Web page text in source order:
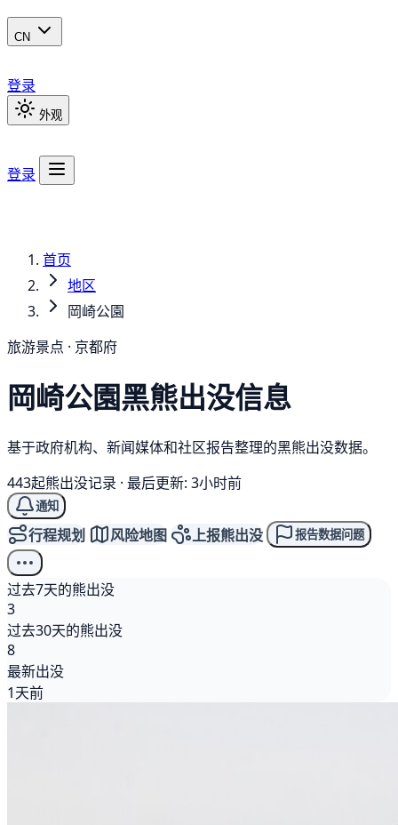
CN
登录
外观
登录
首页
地区
岡崎公園
旅游景点 · 京都府
岡崎公園黑熊出没信息
基于政府机构、新闻媒体和社区报告整理的黑熊出没数据。
443起熊出没记录 · 最后更新: 3小时前
通知
行程规划 风险地图 上报熊出没 报告数据问题
过去7天的熊出没
3
过去30天的熊出没
8
最新出没
1天前